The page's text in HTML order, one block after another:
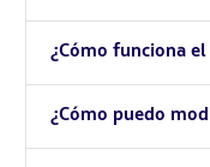
¿Cómo funciona el
¿Cómo puedo